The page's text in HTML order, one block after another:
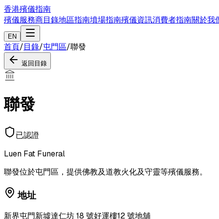
香港殯儀指南
殯儀服務商目錄地區指南墳場指南殯儀資訊消費者指南關於我
EN
首頁/目錄/屯門區/聯發
返回目錄
聯發
已認證
Luen Fat Funeral
聯發位於屯門區，提供佛教及道教火化及守靈等殯儀服務。
地址
新界屯門新墟達仁坊 18 號好運樓12 號地舖